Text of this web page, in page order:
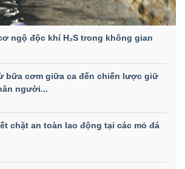
ngộ độc khí H₂S trong không gian
bữa cơm giữa ca đến chiến lược giữ
người...
chặt an toàn lao động tại các mỏ đá